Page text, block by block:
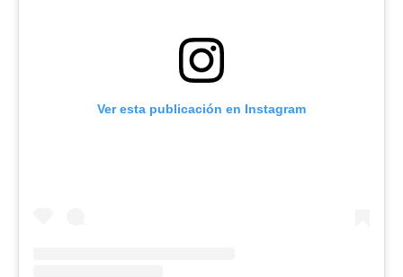
Ver esta publicación en Instagram